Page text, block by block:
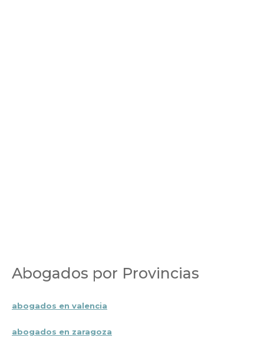
Abogados por Provincias
abogados en valencia
abogados en zaragoza